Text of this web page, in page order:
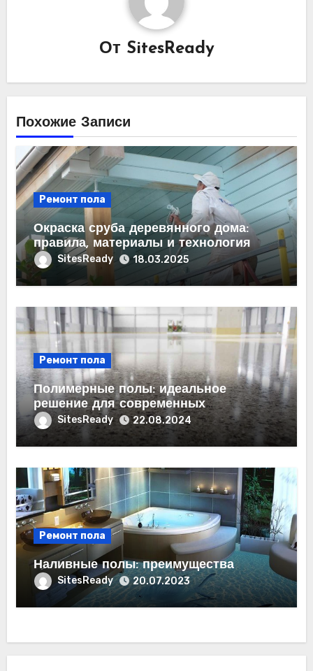
От SitesReady
Похожие Записи
Ремонт пола
Окраска сруба деревянного дома:
правила, материалы и технология
SitesReady 18.03.2025
Ремонт пола
Полимерные полы: идеальное
решение для современных
помещений
SitesReady 22.08.2024
Ремонт пола
Наливные полы: преимущества
SitesReady 20.07.2023